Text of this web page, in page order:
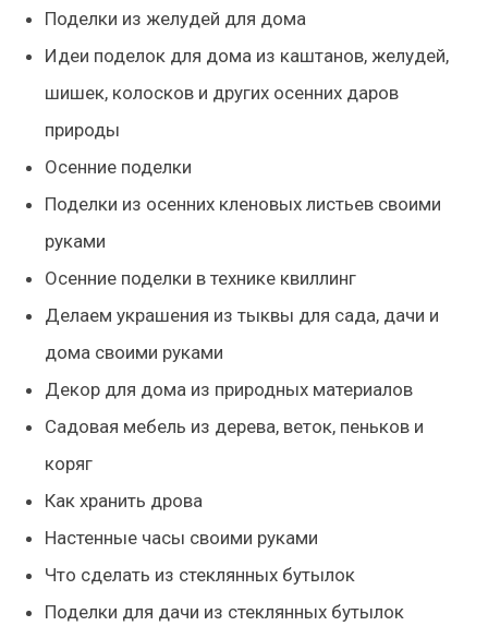
Поделки из желудей для дома
Идеи поделок для дома из каштанов, желудей,
шишек, колосков и других осенних даров
природы
Осенние поделки
Поделки из осенних кленовых листьев своими
руками
Осенние поделки в технике квиллинг
Делаем украшения из тыквы для сада, дачи и
дома своими руками
Декор для дома из природных материалов
Садовая мебель из дерева, веток, пеньков и
коряг
Как хранить дрова
Настенные часы своими руками
Что сделать из стеклянных бутылок
Поделки для дачи из стеклянных бутылок